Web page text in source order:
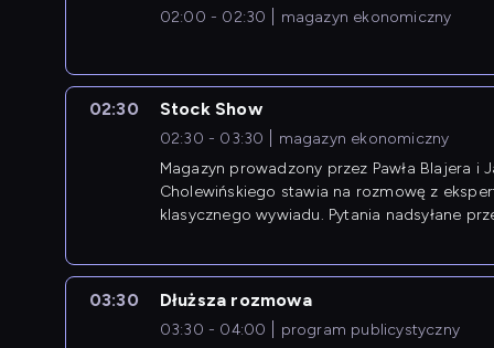
02:00 - 02:30 magazyn ekonomiczny
02:30 Stock Show
02:30 - 03:30
magazyn ekonomiczny
Magazyn prowadzony przez Pawła Blajera i
Cholewińskiego stawia na rozmowę z
klasycznego wywiadu. Pytania nadsyłane
03:30 Dłuższa rozmowa
03:30 - 04:00
program publicystyczny